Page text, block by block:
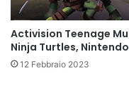
Activision Teenage
Ninja Turtles, Nintendo
12 Febbraio 2023